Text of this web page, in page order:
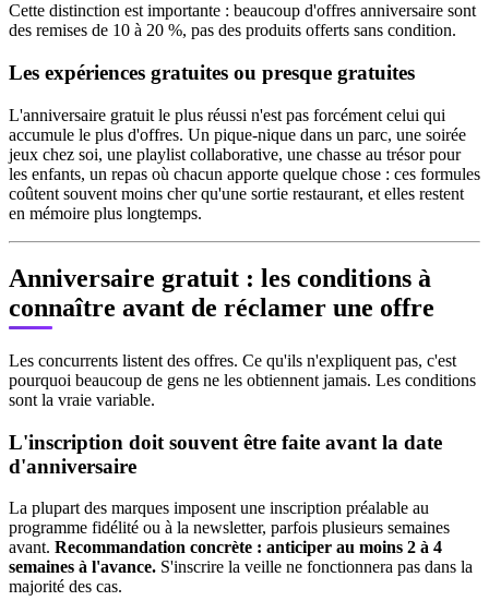
Cette distinction est importante : beaucoup d'offres anniversaire sont
des remises de 10 à 20 %, pas des produits offerts sans condition.
Les expériences gratuites ou presque gratuites
L'anniversaire gratuit le plus réussi n'est pas forcément celui qui
accumule le plus d'offres. Un pique-nique dans un parc, une soirée
jeux chez soi, une playlist collaborative, une chasse au trésor pour
les enfants, un repas où chacun apporte quelque chose : ces formules
coûtent souvent moins cher qu'une sortie restaurant, et elles restent
en mémoire plus longtemps.
Anniversaire gratuit : les conditions à
connaître avant de réclamer une offre
Les concurrents listent des offres. Ce qu'ils n'expliquent pas, c'est
pourquoi beaucoup de gens ne les obtiennent jamais. Les conditions
sont la vraie variable.
L'inscription doit souvent être faite avant la date
d'anniversaire
La plupart des marques imposent une inscription préalable au
programme fidélité ou à la newsletter, parfois plusieurs semaines
avant. Recommandation concrète : anticiper au moins 2 à 4
semaines à l'avance. S'inscrire la veille ne fonctionnera pas dans la
majorité des cas.